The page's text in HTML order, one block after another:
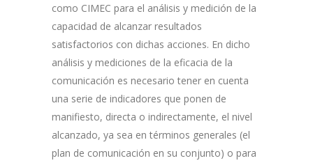
como CIMEC para el análisis y medición de la
capacidad de alcanzar resultados
satisfactorios con dichas acciones. En dicho
análisis y mediciones de la eficacia de la
comunicación es necesario tener en cuenta
una serie de indicadores que ponen de
manifiesto, directa o indirectamente, el nivel
alcanzado, ya sea en términos generales (el
plan de comunicación en su conjunto) o para